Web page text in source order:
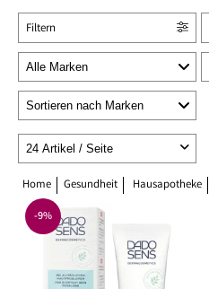
Filtern
Home Gesundheit Hausapotheke
-9%